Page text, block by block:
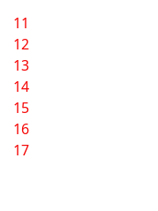
11
12
13
14
15
16
17